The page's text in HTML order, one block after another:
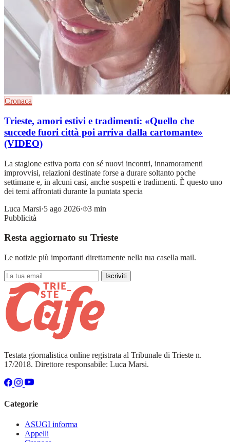
Cronaca
Trieste, amori estivi e tradimenti: «Quello che
succede fuori città poi arriva dalla cartomante»
(VIDEO)
La stagione estiva porta con sé nuovi incontri, innamoramenti
improvvisi, relazioni destinate forse a durare soltanto poche
settimane e, in alcuni casi, anche sospetti e tradimenti. È questo uno
dei temi affrontati durante la puntata specia
Luca Marsi·5 ago 2026·
3 min
Pubblicità
Resta aggiornato su Trieste
Le notizie più importanti direttamente nella tua casella mail.
Iscriviti
Testata giornalistica online registrata al Tribunale di Trieste n.
17/2018. Direttore responsabile: Luca Marsi.
Categorie
ASUGI informa
Appelli